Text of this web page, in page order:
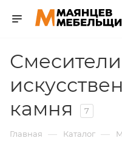
камня
7
Главная — Каталог —